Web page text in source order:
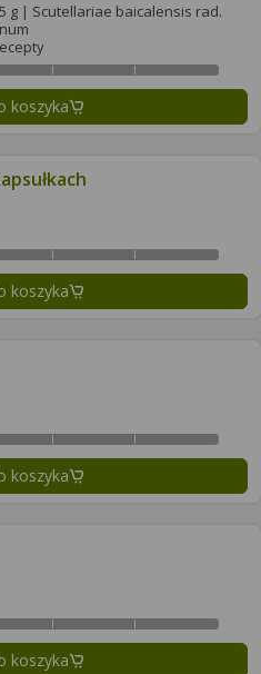
g | Scutellariae baicalensis rad.
koszyka
koszyka
koszyka
koszyka